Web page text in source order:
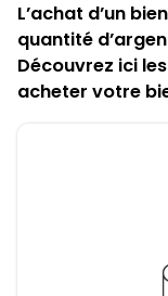
L’achat d’un
quantité
Découvrez ici
acheter votre